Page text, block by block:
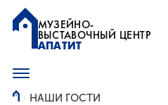
АПАТИТ
МУЗЕЙНО-
ВЫСТАВОЧНЫЙ ЦЕНТР
НАШИ ГОСТИ